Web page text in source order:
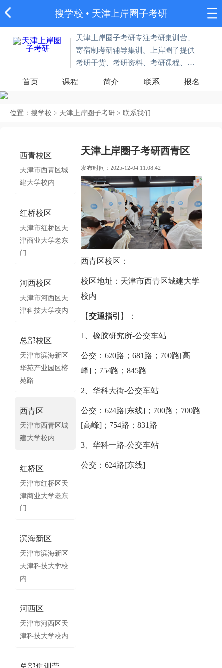
搜学校 • 天津上岸圈子考研
天津上岸圈子考研专注考研集训营、
寄宿制考研辅导集训。上岸圈子提供
考研干货、考研资料、考研课程、院
首页 课程 简介 联系 报名
位置： 搜学校 > 天津上岸圈子考研 > 联系我们
西青校区
天津市西青区城
建大学校内
红桥校区
天津市红桥区天
津商业大学老东
门
河西校区
天津市河西区天
津科技大学校内
总部校区
天津市滨海新区
华苑产业园区榕
苑路
西青区
天津市西青区城
建大学校内
红桥区
天津市红桥区天
津商业大学老东
门
滨海新区
天津市滨海新区
天津科技大学校
内
河西区
天津市河西区天
津科技大学校内
总部集训营
天津上岸圈子考研西青区
发布时间：2025-12-04 11:08:42
西青区校区：
校区地址：天津市西青区城建大学
校内
【交通指引 】：
1、橡胶研究所-公交车站
公交：620路；681路；700路[高
峰]；754路；845路
2、华科大街-公交车站
公交：624路[东线]；700路；700路
[高峰]；754路；831路
3、华科一路-公交车站
公交：624路[东线]